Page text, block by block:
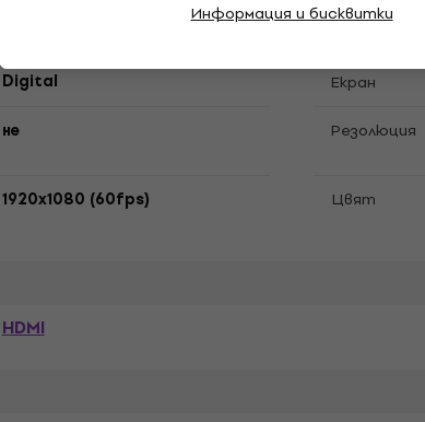
Информация и бисквитки
Digital Екран
не Резолюция
1920x1080 (60fps) Цвят
HDMI